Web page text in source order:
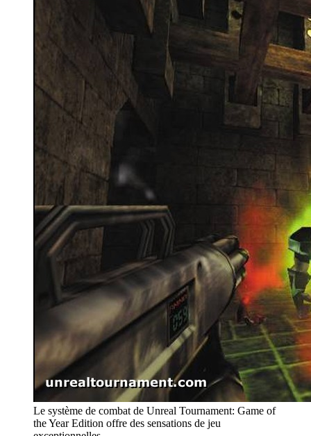
Le système de combat de Unreal Tournament: Game of
the Year Edition offre des sensations de jeu